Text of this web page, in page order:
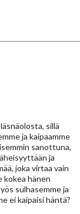
sillä
ja kaipaamme
sanottuna,
ja
joka virtaa vain
kokea hänen
sulhasemme ja
ei kaipaisi häntä?